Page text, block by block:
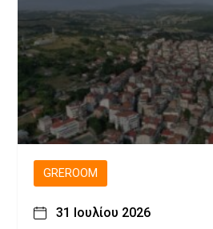
GREROOM
31 Ιουλίου 2026